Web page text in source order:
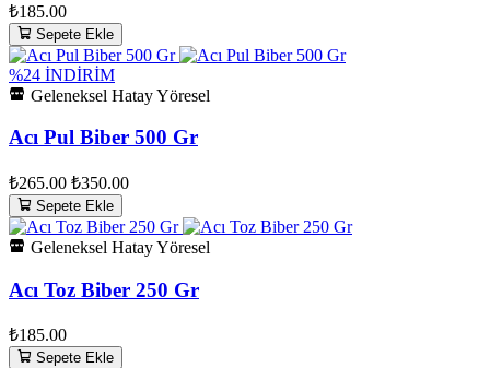
₺185.00
Sepete Ekle
%24 İNDİRİM
Geleneksel Hatay Yöresel
Acı Pul Biber 500 Gr
₺265.00 ₺350.00
Sepete Ekle
Geleneksel Hatay Yöresel
Acı Toz Biber 250 Gr
₺185.00
Sepete Ekle